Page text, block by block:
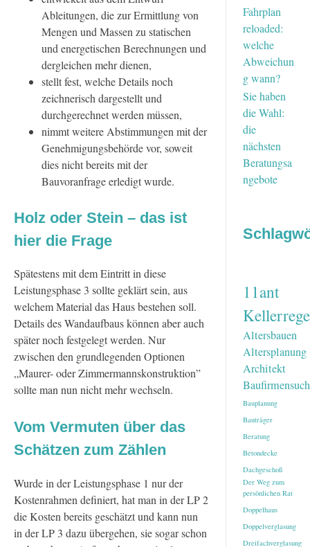
Ableitungen, die zur Ermittlung von
Mengen und Massen zu statischen
und energetischen Berechnungen und
dergleichen mehr dienen,
stellt fest, welche Details noch
zeichnerisch dargestellt und
durchgerechnet werden müssen,
nimmt weitere Abstimmungen mit der
Genehmigungsbehörde vor, soweit
dies nicht bereits mit der
Bauvoranfrage erledigt wurde.
Holz oder Stein – das ist
hier die Frage
Spätestens mit dem Eintritt in diese
Leistungsphase 3 sollte geklärt sein, aus
welchem Material das Haus bestehen soll.
Details des Wandaufbaus können aber auch
später noch festgelegt werden. Nur
zwischen den grundlegenden Optionen
„Maurer- oder Zimmermannskonstruktion”
sollte man nun nicht mehr wechseln.
Vom Vermuten über das
Schätzen zum Zählen
Wurde in der Leistungsphase 1 nur der
Kostenrahmen definiert, hat man in der LP 2
die Kosten bereits geschätzt und kann nun
in der LP 3 dazu übergehen, sie sogar schon
Fahrplan
reloaded:
welche
Abweichun
g wann?
Sie haben
die Wahl:
die
nächsten
Beratungsa
ngebote
11ant
Altersbauen
Altersplanung
Architekt
Bauplanung
Bauträger
Beratung
Betondecke
Dachgeschoß
Der Weg zum
persönlichen Rat
Doppelhaus
Doppelverglasung
Dreifachverglasung